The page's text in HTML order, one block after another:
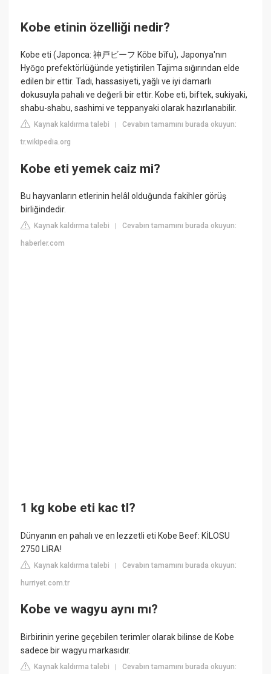
Kobe etinin özelliği nedir?
Kobe eti (Japonca: 神戸ビーフ Kōbe bīfu), Japonya'nın
Hyōgo prefektörlüğünde yetiştirilen Tajima sığırından elde
edilen bir ettir. Tadı, hassasiyeti, yağlı ve iyi damarlı
dokusuyla pahalı ve değerli bir ettir. Kobe eti, biftek, sukiyaki,
shabu-shabu, sashimi ve teppanyaki olarak hazırlanabilir.
Kaynak kaldırma talebi |Cevabın tamamını burada okuyun:
tr.wikipedia.org
Kobe eti yemek caiz mi?
Bu hayvanların etlerinin helâl olduğunda fakihler görüş
birliğindedir.
Kaynak kaldırma talebi |Cevabın tamamını burada okuyun:
haberler.com
1 kg kobe eti kac tl?
Dünyanın en pahalı ve en lezzetli eti Kobe Beef: KİLOSU
2750 LİRA!
Kaynak kaldırma talebi |Cevabın tamamını burada okuyun:
hurriyet.com.tr
Kobe ve wagyu aynı mı?
Birbirinin yerine geçebilen terimler olarak bilinse de Kobe
sadece bir wagyu markasıdır.
Kaynak kaldırma talebi |Cevabın tamamını burada okuyun: